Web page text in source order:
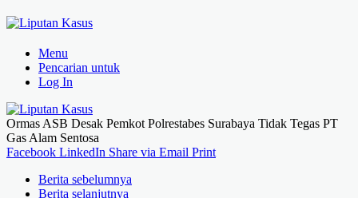
Menu
Pencarian untuk
Log In
Ormas ASB Desak Pemkot Polrestabes Surabaya Tidak Tegas PT
Gas Alam Sentosa
Facebook LinkedIn Share via Email Print
Berita sebelumnya
Berita selanjutnya